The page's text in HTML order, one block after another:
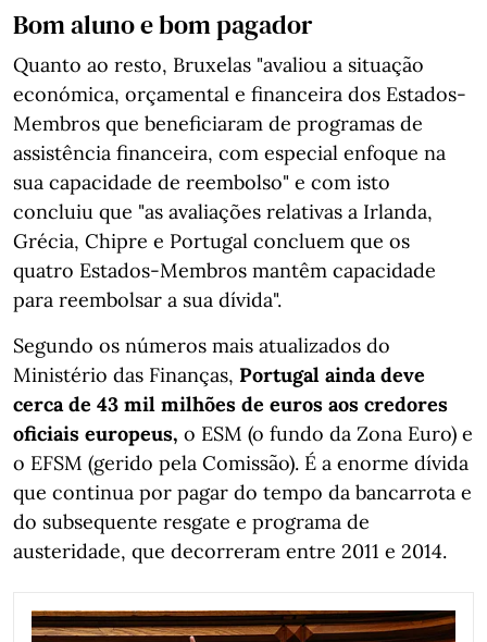
Bom aluno e bom pagador
Quanto ao resto, Bruxelas "avaliou a situação
económica, orçamental e financeira dos Estados-
Membros que beneficiaram de programas de
assistência financeira, com especial enfoque na
sua capacidade de reembolso" e com isto
concluiu que "as avaliações relativas a Irlanda,
Grécia, Chipre e Portugal concluem que os
quatro Estados-Membros mantêm capacidade
para reembolsar a sua dívida".
Segundo os números mais atualizados do
Ministério das Finanças, Portugal ainda deve
cerca de 43 mil milhões de euros aos credores
oficiais europeus, o ESM (o fundo da Zona Euro) e
o EFSM (gerido pela Comissão). É a enorme dívida
que continua por pagar do tempo da bancarrota e
do subsequente resgate e programa de
austeridade, que decorreram entre 2011 e 2014.